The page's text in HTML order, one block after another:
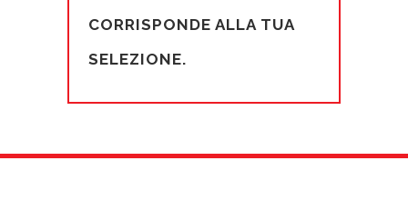
CORRISPONDE ALLA TUA
SELEZIONE.